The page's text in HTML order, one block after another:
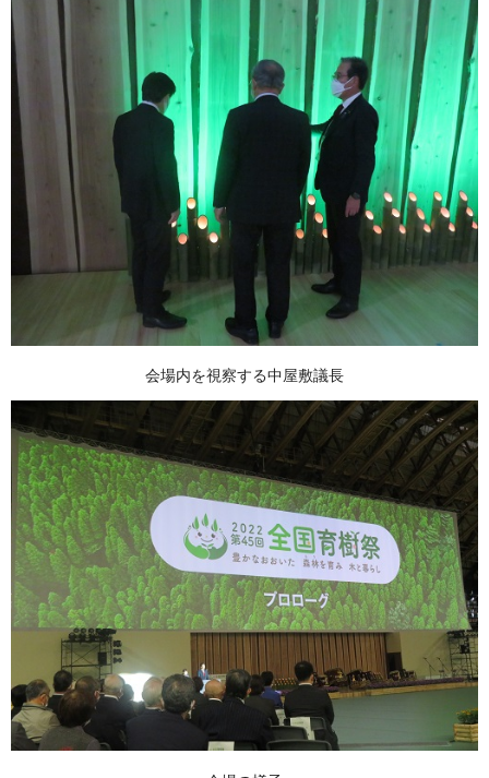
会場内を視察する中屋敷議長